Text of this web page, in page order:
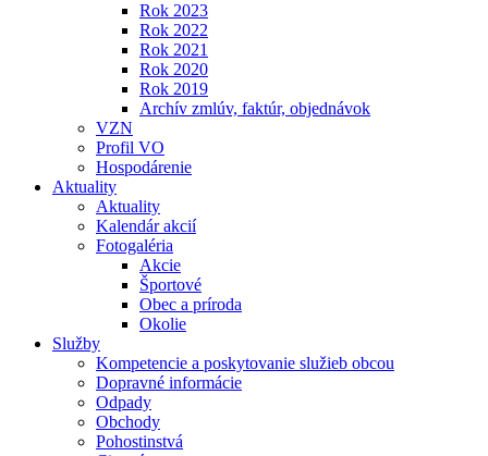
Rok 2023
Rok 2022
Rok 2021
Rok 2020
Rok 2019
Archív zmlúv, faktúr, objednávok
VZN
Profil VO
Hospodárenie
Aktuality
Aktuality
Kalendár akcií
Fotogaléria
Akcie
Športové
Obec a príroda
Okolie
Služby
Kompetencie a poskytovanie služieb obcou
Dopravné informácie
Odpady
Obchody
Pohostinstvá